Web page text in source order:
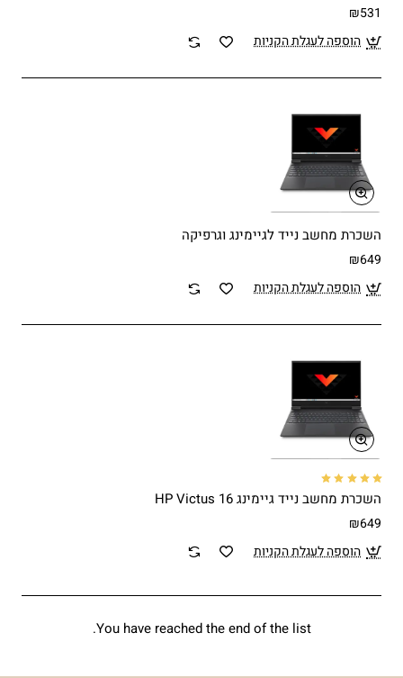
₪531
הוספה לעגלת הקניות
השכרת מחשב נייד לגיימינג וגרפיקה
₪649
הוספה לעגלת הקניות
השכרת מחשב נייד גיימינג HP Victus 16
₪649
הוספה לעגלת הקניות
You have reached the end of the list.